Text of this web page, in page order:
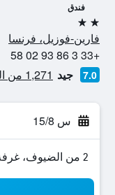
فندق
2 نجمتين
فارين-فوزيل، فرنسا
+33 3 86 93 02 58
7.0 جيد 1,271 من التقييمات تم التحقق منها
س 15/8
2 من الضيوف، غرفة واحدة